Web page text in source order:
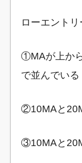
ローエントリ
①MAが上か
で並んでいる
②10MAと
③10MAと